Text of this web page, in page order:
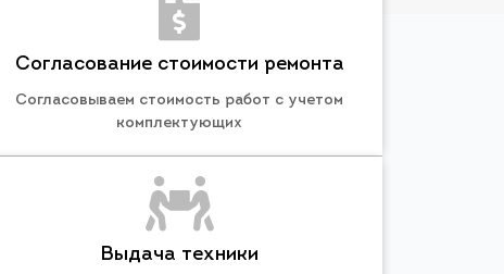
Согласование стоимости ремонта
Согласовываем стоимость работ с учетом
комплектующих
Выдача техники